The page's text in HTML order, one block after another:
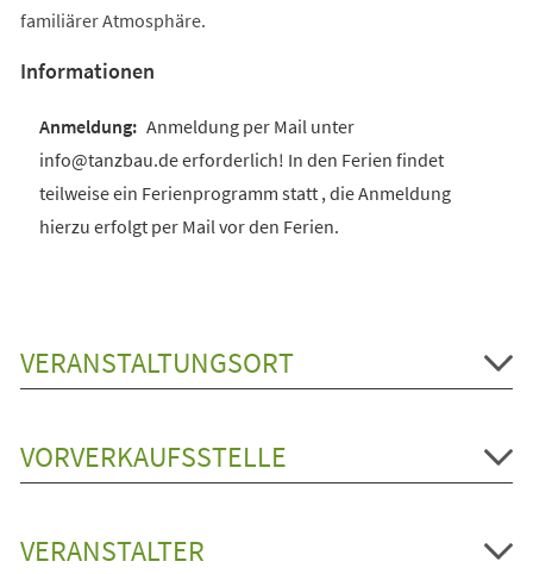
familiärer Atmosphäre.
Informationen
Anmeldung per Mail unter
info@tanzbau.de erforderlich! In den Ferien findet
teilweise ein Ferienprogramm statt , die Anmeldung
hierzu erfolgt per Mail vor den Ferien.
VERANSTALTUNGSORT
VORVERKAUFSSTELLE
VERANSTALTER